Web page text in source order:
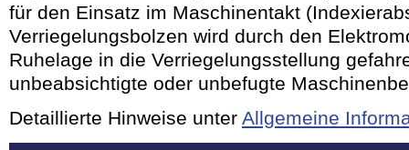
für den Einsatz im Maschinentakt
Verriegelungsbolzen wird durch den
Ruhelage in die Verriegelungsstellung
unbeabsichtigte oder unbefugte
Detaillierte Hinweise unter Allgemeine